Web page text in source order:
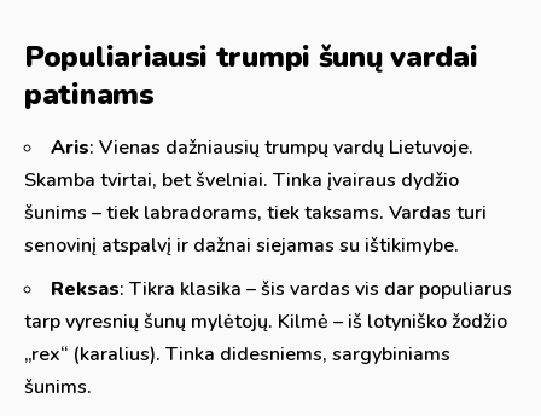
Populiariausi trumpi šunų vardai
patinams
Aris: Vienas dažniausių trumpų vardų Lietuvoje.
Skamba tvirtai, bet švelniai. Tinka įvairaus dydžio
šunims – tiek labradorams, tiek taksams. Vardas turi
senovinį atspalvį ir dažnai siejamas su ištikimybe.
Reksas: Tikra klasika – šis vardas vis dar populiarus
tarp vyresnių šunų mylėtojų. Kilmė – iš lotyniško žodžio
„rex“ (karalius). Tinka didesniems, sargybiniams
šunims.